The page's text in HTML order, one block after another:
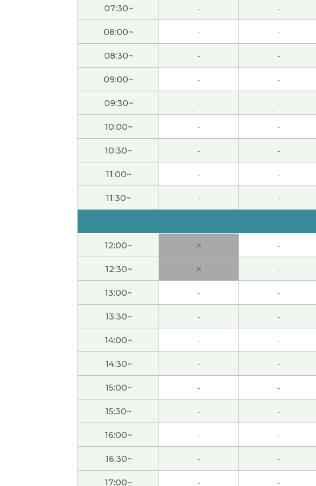
谢谢老师。“北京梦”我先不继续学了( 60代 男性 )
真的很感谢您，跟老师学习真的很好！ ( 60代 男性 )
在日本也名字反映时代。( 60代 男性 )
面试官的眼力很重要。
我觉得樱花是只有花，海棠是花和叶。 ( 60代 男性 )
中餐不去本地吃，吃不出真的味道。( 60代 男性 )
我太太说从现在起别买东西，丢掉。 这个叫做“終活”
可能是两个人收到一份工资呢？( 60代 男性 )
因为老师太厉，所以他拿你没办法。
很可惜，我觉得3月末的时候可能会剩一部分。 ( 60代 男性 )
这个问题比想象还难。( 60代 男性 )
这个句子用的“想”，不是“愿意”。
看到老师的留言，真的太难了，我都不想学了！ ( 60代 男性 )
我觉得老师的老公私自买了很多高级刀。( 60代 男性 )
07:30~ - -
08:00~ - -
08:30~ - -
09:00~ - -
09:30~ - -
10:00~ - -
10:30~ - -
11:00~ - -
11:30~ - -
12:00~ × -
12:30~ × -
13:00~ - -
13:30~ - -
14:00~ - -
14:30~ - -
15:00~ - -
15:30~ - -
16:00~ - -
16:30~ - -
17:00~ - -